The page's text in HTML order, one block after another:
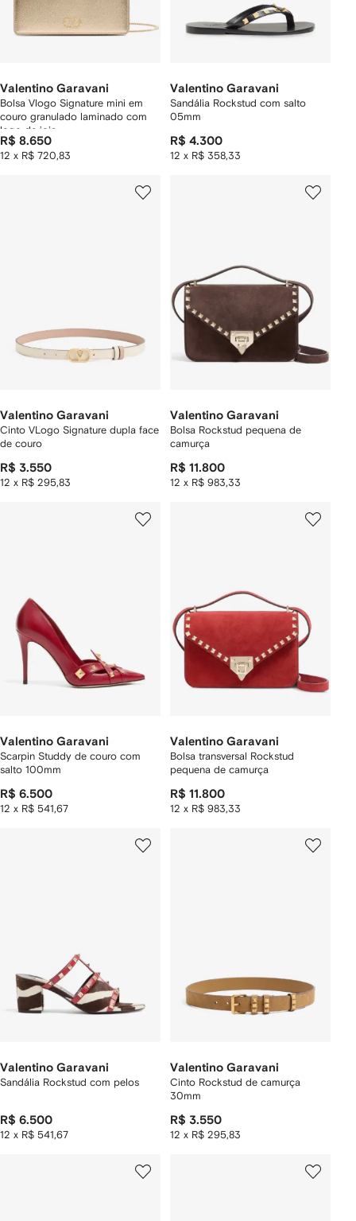
Valentino Garavani
Bolsa Vlogo Signature mini em
couro granulado laminado com
logo de joia
R$ 8.650
12 x R$ 720,83
Valentino Garavani
Sandália Rockstud com salto
05mm
R$ 4.300
12 x R$ 358,33
Valentino Garavani
Cinto VLogo Signature dupla face
de couro
R$ 3.550
12 x R$ 295,83
Valentino Garavani
Bolsa Rockstud pequena de
camurça
R$ 11.800
12 x R$ 983,33
Valentino Garavani
Scarpin Studdy de couro com
salto 100mm
R$ 6.500
12 x R$ 541,67
Valentino Garavani
Bolsa transversal Rockstud
pequena de camurça
R$ 11.800
12 x R$ 983,33
Valentino Garavani
Sandália Rockstud com pelos
R$ 6.500
12 x R$ 541,67
Valentino Garavani
Cinto Rockstud de camurça
30mm
R$ 3.550
12 x R$ 295,83